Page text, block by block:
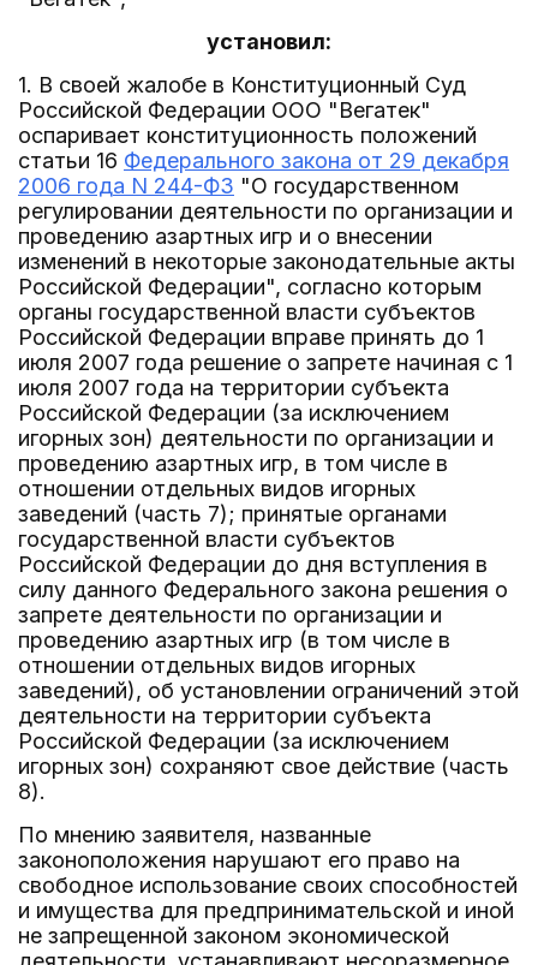
установил:
1. В своей жалобе в Конституционный Суд
Российской Федерации ООО "Вегатек"
оспаривает конституционность положений
статьи 16 Федерального закона от 29 декабря
2006 года N 244-ФЗ "О государственном
регулировании деятельности по организации и
проведению азартных игр и о внесении
изменений в некоторые законодательные акты
Российской Федерации", согласно которым
органы государственной власти субъектов
Российской Федерации вправе принять до 1
июля 2007 года решение о запрете начиная с 1
июля 2007 года на территории субъекта
Российской Федерации (за исключением
игорных зон) деятельности по организации и
проведению азартных игр, в том числе в
отношении отдельных видов игорных
заведений (часть 7); принятые органами
государственной власти субъектов
Российской Федерации до дня вступления в
силу данного Федерального закона решения о
запрете деятельности по организации и
проведению азартных игр (в том числе в
отношении отдельных видов игорных
заведений), об установлении ограничений этой
деятельности на территории субъекта
Российской Федерации (за исключением
игорных зон) сохраняют свое действие (часть
8).
По мнению заявителя, названные
законоположения нарушают его право на
свободное использование своих способностей
и имущества для предпринимательской и иной
не запрещенной законом экономической